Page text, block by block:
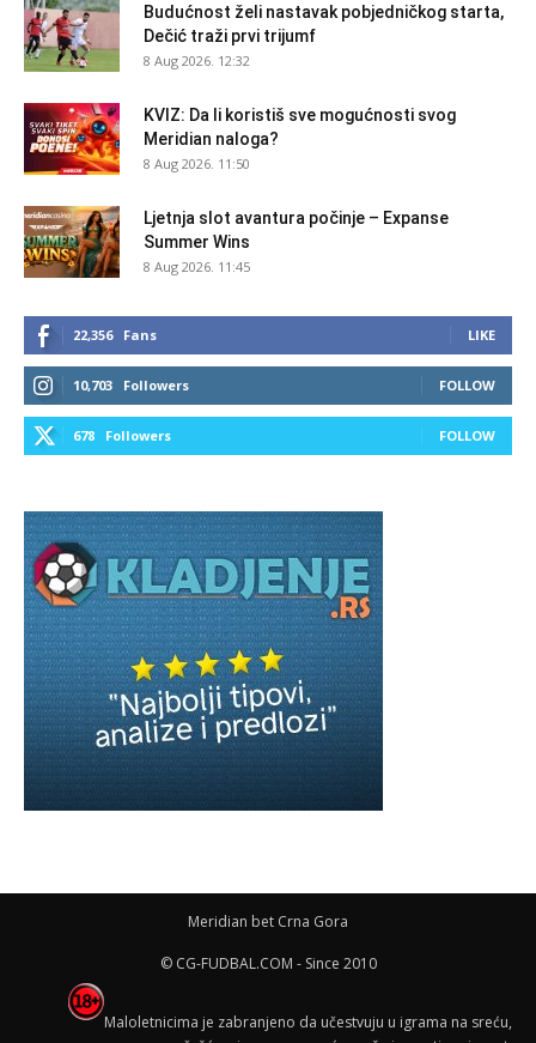
Budućnost želi nastavak pobjedničkog starta,
Dečić traži prvi trijumf
8 Aug 2026. 12:32
KVIZ: Da li koristiš sve mogućnosti svog
Meridian naloga?
8 Aug 2026. 11:50
Ljetnja slot avantura počinje – Expanse
Summer Wins
8 Aug 2026. 11:45
22,356 Fans LIKE
10,703 Followers FOLLOW
678 Followers FOLLOW
Meridian bet Crna Gora
© CG-FUDBAL.COM - Since 2010
Maloletnicima je zabranjeno da učestvuju u igrama na sreću,